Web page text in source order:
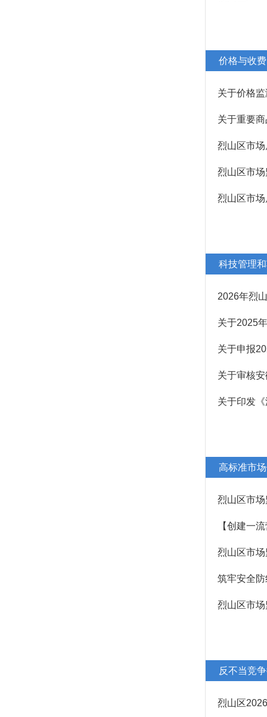
价格与收费
关于价格
关于重要
烈山区市
烈山区市
烈山区市
科技管理
2026年烈
关于2025
关于申报
关于审核
关于印发
高标准市
烈山区市
【创建一
烈山区市
筑牢安全
烈山区市
反不当竞
烈山区